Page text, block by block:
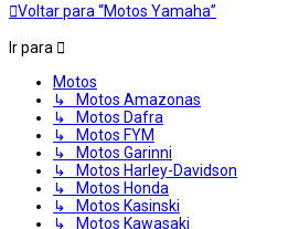
Voltar para “Motos Yamaha”
Ir para
Motos
↳ Motos Amazonas
↳ Motos Dafra
↳ Motos FYM
↳ Motos Garinni
↳ Motos Harley-Davidson
↳ Motos Honda
↳ Motos Kasinski
↳ Motos Kawasaki